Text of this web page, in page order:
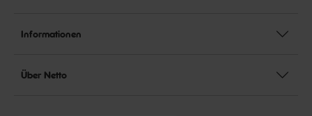
Informationen
Über Netto